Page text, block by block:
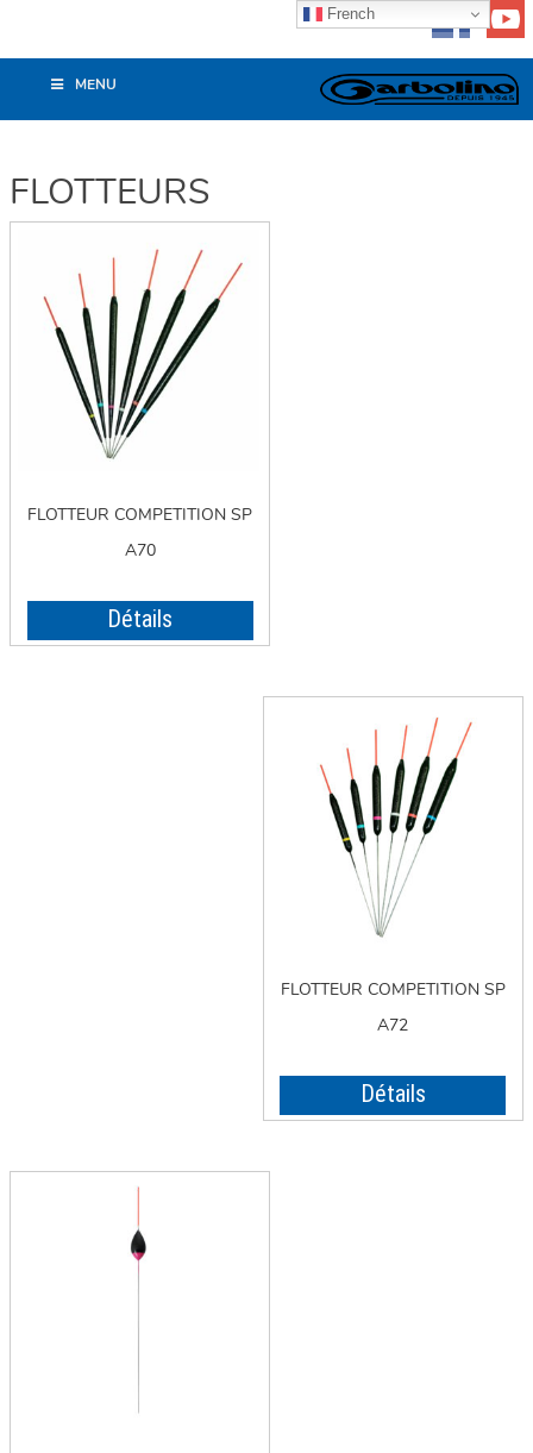
MENU
FLOTTEURS
FLOTTEUR COMPETITION SP
A70
Détails
FLOTTEUR COMPETITION SP
A72
Détails
French